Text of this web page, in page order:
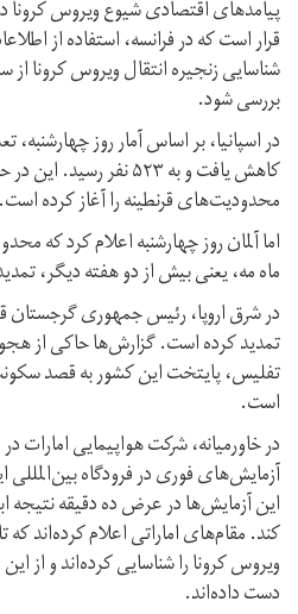
پیامدهای اقتصادی شیوع ویروس
قرار است که در فرانسه، استفاده از
شناسایی زنجیره انتقال ویروس کرونا
بررسی شود.
در اسپانیا، بر اساس آمار روز چهارشنبه،
کاهش یافت و به ۵۲۳
محدودیت‌های قرنطینه را آغاز کرده است.
اما آلمان روز چهارشنبه اعلام کرد که
ماه مه، یعنی بیش از دو هفته دیگر،
در شرق اروپا، رئیس جمهوری گرجستان
تمدید کرده است. گزارش‌ها حاکی از
تفلیس، پایتخت این کشور به قصد
است.
در خاورمیانه، شرکت هواپیمایی امارات
آزمایش‌های فوری در فرودگاه
این آزمایش‌ها در عرض ده دقیقه نتیجه
کند. مقام‌های اماراتی اعلام کرده‌اند که
دست داده‌اند.